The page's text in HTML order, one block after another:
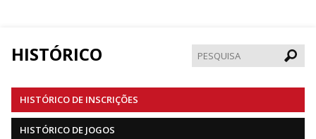
HISTÓRICO
HISTÓRICO DE INSCRIÇÕES
HISTÓRICO DE JOGOS